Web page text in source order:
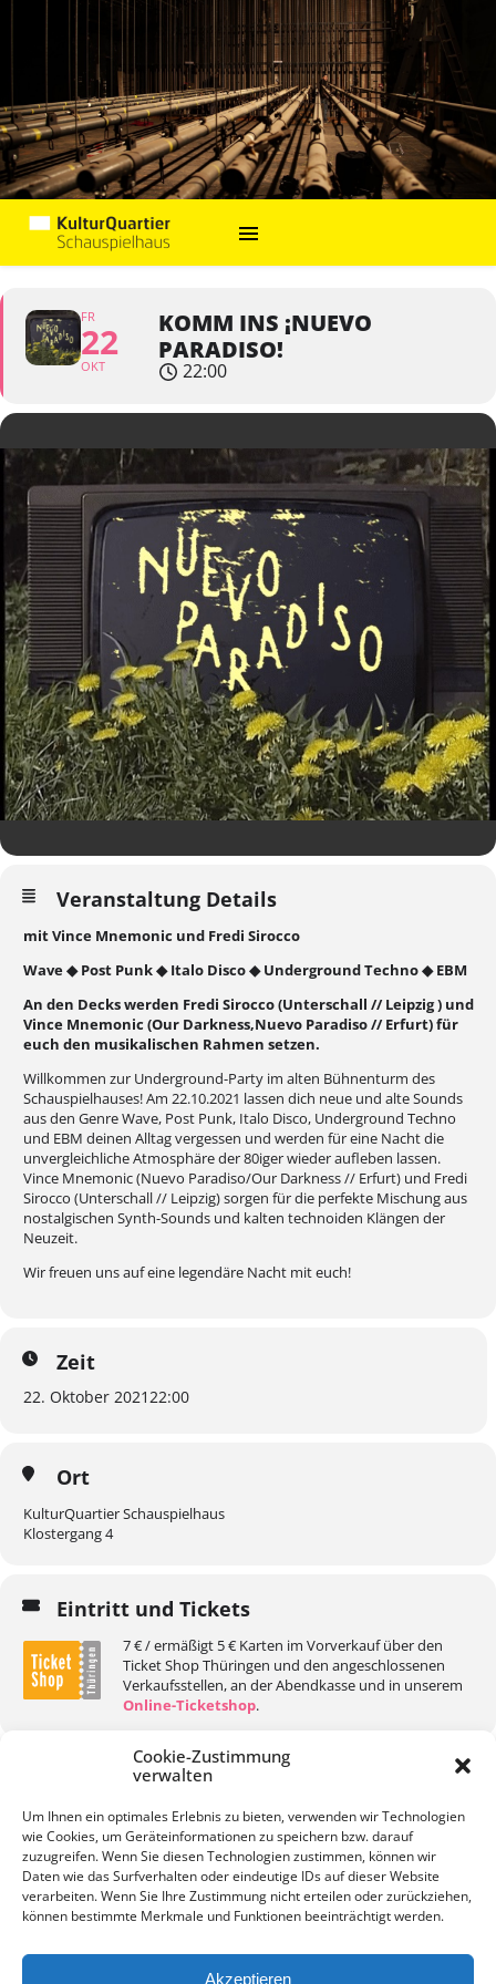
Cookie-Zustimmung
verwalten
Um Ihnen ein optimales Erlebnis zu bieten, verwenden wir Technologien
wie Cookies, um Geräteinformationen zu speichern bzw. darauf
zuzugreifen. Wenn Sie diesen Technologien zustimmen, können wir
Daten wie das Surfverhalten oder eindeutige IDs auf dieser Website
verarbeiten. Wenn Sie Ihre Zustimmung nicht erteilen oder zurückziehen,
können bestimmte Merkmale und Funktionen beeinträchtigt werden.
Akzeptieren
FR
22
OKT
KOMM INS ¡NUEVO
PARADISO!
22:00
Veranstaltung Details
mit Vince Mnemonic und Fredi Sirocco
Wave ◆ Post Punk ◆ Italo Disco ◆ Underground Techno ◆ EBM
An den Decks werden Fredi Sirocco (Unterschall // Leipzig ) und
Vince Mnemonic (Our Darkness,Nuevo Paradiso // Erfurt) für
euch den musikalischen Rahmen setzen.
Willkommen zur Underground-Party im alten Bühnenturm des
Schauspielhauses! Am 22.10.2021 lassen dich neue und alte Sounds
aus den Genre Wave, Post Punk, Italo Disco, Underground Techno
und EBM deinen Alltag vergessen und werden für eine Nacht die
unvergleichliche Atmosphäre der 80iger wieder aufleben lassen.
Vince Mnemonic (Nuevo Paradiso/Our Darkness // Erfurt) und Fredi
Sirocco (Unterschall // Leipzig) sorgen für die perfekte Mischung aus
nostalgischen Synth-Sounds und kalten technoiden Klängen der
Neuzeit.
Wir freuen uns auf eine legendäre Nacht mit euch!
Zeit
22. Oktober 202122:00
Ort
KulturQuartier Schauspielhaus
Klostergang 4
Eintritt und Tickets
7 € / ermäßigt 5 € Karten im Vorverkauf über den
Ticket Shop Thüringen und den angeschlossenen
Verkaufsstellen, an der Abendkasse und in unserem
Online-Ticketshop.
KALENDER GOOGLEKALENDER